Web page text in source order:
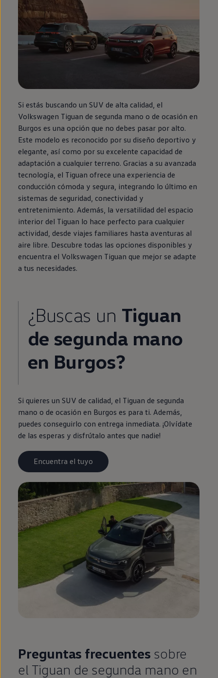
Si estás buscando un SUV de alta calidad, el
Volkswagen Tiguan de segunda mano o de ocasión en
Burgos es una opción que no debes pasar por alto.
Este modelo es reconocido por su diseño deportivo y
elegante, así como por su excelente capacidad de
adaptación a cualquier terreno. Gracias a su avanzada
tecnología, el Tiguan ofrece una experiencia de
conducción cómoda y segura, integrando lo último en
sistemas de seguridad, conectividad y
entretenimiento. Además, la versatilidad del espacio
interior del Tiguan lo hace perfecto para cualquier
actividad, desde viajes familiares hasta aventuras al
aire libre. Descubre todas las opciones disponibles y
encuentra el Volkswagen Tiguan que mejor se adapte
a tus necesidades.
¿Buscas un Tiguan
de segunda mano
en Burgos?
Si quieres un SUV de calidad, el Tiguan de segunda
mano o de ocasión en Burgos es para ti. Además,
puedes conseguirlo con entrega inmediata. ¡Olvídate
de las esperas y disfrútalo antes que nadie!
Encuentra el tuyo
Preguntas frecuentes sobre
el Tiguan de segunda mano en